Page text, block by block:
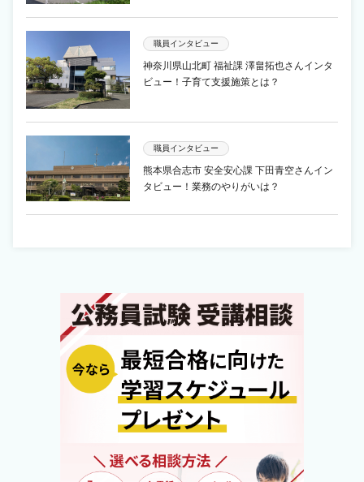
職員インタビュー
神奈川県山北町 福祉課 澤畠拓也さんインタ
ビュー！子育て支援施策とは？
職員インタビュー
熊本県合志市 安全安心課 下田青空さんイン
タビュー！業務のやりがいは？